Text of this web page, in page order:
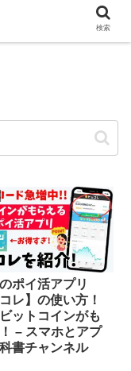
ポイ活アプリ
コレ】の使い方！
ットコインがも
– スマホとアプ
書チャンネル
検索